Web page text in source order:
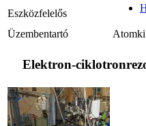
Eszközfelelős
Üzembentartó Atomki
Elektron-